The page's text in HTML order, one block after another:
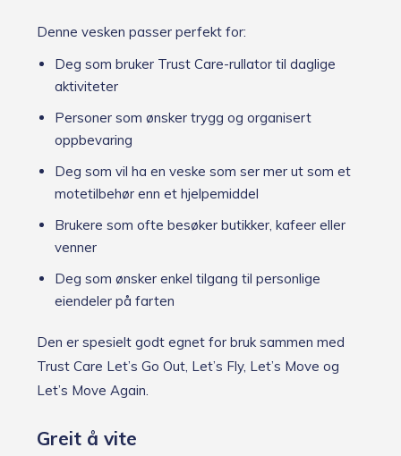
Denne vesken passer perfekt for:
Deg som bruker Trust Care-rullator til daglige
aktiviteter
Personer som ønsker trygg og organisert
oppbevaring
Deg som vil ha en veske som ser mer ut som et
motetilbehør enn et hjelpemiddel
Brukere som ofte besøker butikker, kafeer eller
venner
Deg som ønsker enkel tilgang til personlige
eiendeler på farten
Den er spesielt godt egnet for bruk sammen med
Trust Care Let’s Go Out, Let’s Fly, Let’s Move og
Let’s Move Again.
Greit å vite